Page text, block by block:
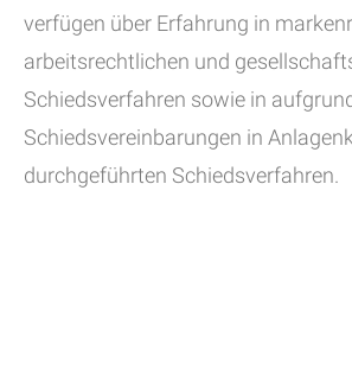
verfügen über Erfahrung in
arbeitsrechtlichen und
Schiedsverfahren sowie in
Schiedsvereinbarungen in
durchgeführten Schiedsverfahren.